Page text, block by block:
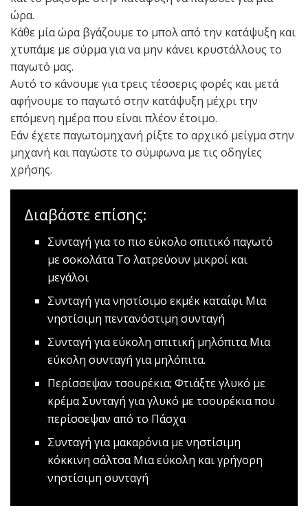
ώρα.
Κάθε μία ώρα βγάζουμε το μπολ από την κατάψυξη και
χτυπάμε με σύρμα για να μην κάνει κρυστάλλους το
παγωτό μας.
Αυτό το κάνουμε για τρεις τέσσερις φορές και μετά
αφήνουμε το παγωτό στην κατάψυξη μέχρι την
επόμενη ημέρα που είναι πλέον έτοιμο.
Εάν έχετε παγωτομηχανή ρίξτε το αρχικό μείγμα στην
μηχανή και παγώστε το σύμφωνα με τις οδηγίες
χρήσης.
Διαβάστε επίσης:
Συνταγή για το πιο εύκολο σπιτικό παγωτό
με σοκολάταΤο λατρεύουν μικροί και
μεγάλοι
Συνταγή για νηστίσιμο εκμέκ καταΐφι Μια
νηστίσιμη πεντανόστιμη συνταγή
Συνταγή για εύκολη σπιτική μηλόπιταMια
εύκολη συνταγή για μηλόπιτα.
Περίσσεψαν τσουρέκια; Φτιάξτε γλυκό με
κρέμαΣυνταγή για γλυκό με τσουρέκια που
περίσσεψαν από το Πάσχα
Συνταγή για μακαρόνια με νηστίσιμη
κόκκινη σάλτσαΜια εύκολη και γρήγορη
νηστίσιμη συνταγή